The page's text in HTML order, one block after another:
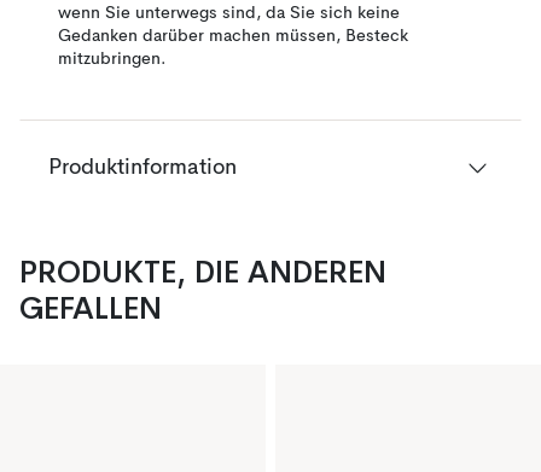
wenn Sie unterwegs sind, da Sie sich keine
Gedanken darüber machen müssen, Besteck
mitzubringen.
Produktinformation
PRODUKTE, DIE ANDEREN
GEFALLEN